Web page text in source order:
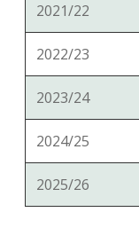
2021/22
2022/23
2023/24
2024/25
2025/26